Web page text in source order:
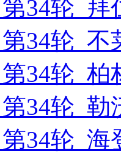
第34轮 拜
第34轮 不
第34轮 柏
第34轮 勒
第34轮 海